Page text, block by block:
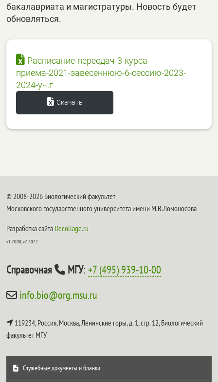
бакалавриата и магистратуры. Новость будет
обновляться.
Расписание-пересдач-3-курса-
приема-2021-завесеннюю-6-сессию-2023-
2024-уч.г
Скачать
© 2008-2026 Биологический факультет
Московского государственного университета имени М.В.Ломоносова
Разработка сайта Decollage.ru
v1.2008, v2.2022
Справочная МГУ:+7 (495) 939-10-00
info.bio@org.msu.ru
119234, Россия, Москва, Ленинские горы, д. 1, стр. 12,Биологический
факультет МГУ
Служебные документы и бланки